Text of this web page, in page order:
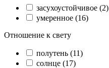
засухоустойчивое (2)
умеренное (16)
Отношение к свету
полутень (11)
солнце (17)